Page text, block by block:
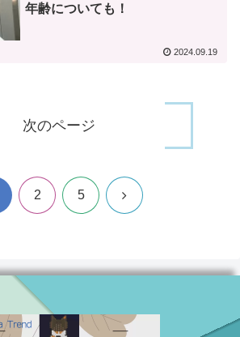
年齢についても！
2024.09.19
次のページ
2 5 次